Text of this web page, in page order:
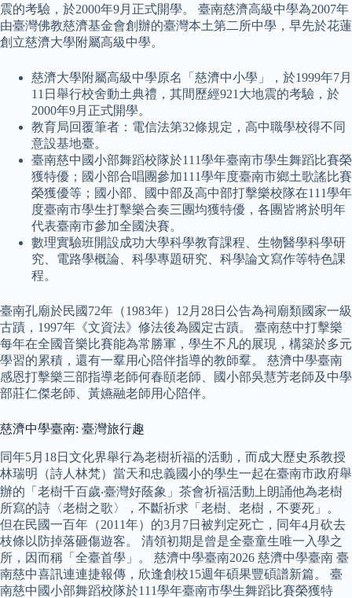
震的考驗，於2000年9月正式開學。 臺南慈濟高級中學為2007年
由臺灣佛教慈濟基金會創辦的臺灣本土第二所中學，早先於花蓮
創立慈濟大學附屬高級中學。
慈濟大學附屬高級中學原名「慈濟中小學」，於1999年7月
11日舉行校舍動土典禮，其間歷經921大地震的考驗，於
2000年9月正式開學。
教育局回覆筆者：電信法第32條規定，高中職學校得不同
意設基地臺。
臺南慈中國小部舞蹈校隊於111學年臺南市學生舞蹈比賽榮
獲特優；國小部合唱團參加111學年度臺南市鄉土歌謠比賽
榮獲優等；國小部、國中部及高中部打擊樂校隊在111學年
度臺南市學生打擊樂合奏三團均獲特優，各團皆將於明年
代表臺南市參加全國決賽。
數理實驗班開設成功大學科學教育課程、生物醫學科學研
究、電路學概論、科學專題研究、科學論文寫作等特色課
程。
臺南孔廟於民國72年（1983年）12月28日公告為祠廟類國家一級
古蹟，1997年《文資法》修法後為國定古蹟。 臺南慈中打擊樂
每年在全國音樂比賽能為常勝軍，學生不凡的展現，構築於多元
學習的累積，還有一羣用心陪伴指導的教師羣。 慈濟中學臺南
感恩打擊樂三部指導老師何春頤老師、國小部吳慧芳老師及中學
部莊仁傑老師、黃嬿融老師用心陪伴。
慈濟中學臺南: 臺灣旅行趣
同年5月18日文化界舉行為老樹祈福的活動，而成大歷史系教授
林瑞明（詩人林梵）當天和忠義國小的學生一起在臺南市政府舉
辦的「老樹千百歲‧臺灣好蔭象」茶會祈福活動上朗誦他為老樹
所寫的詩〈老樹之歌〉，不斷祈求「老樹、老樹，不要死」。
但在民國一百年（2011年）的3月7日被判定死亡，同年4月砍去
枝條以防掉落砸傷遊客。 清領初期是曾是全臺童生唯一入學之
所，因而稱「全臺首學」。 慈濟中學臺南2026 慈濟中學臺南 臺
南慈中喜訊連連捷報傳，欣逢創校15週年碩果豐碩譜新篇。 臺
南慈中國小部舞蹈校隊於111學年臺南市學生舞蹈比賽榮獲特